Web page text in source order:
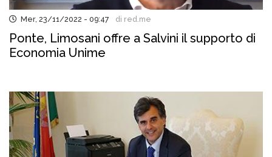
Mer, 23/11/2022 - 09:47 di red.me
Ponte, Limosani offre a Salvini il supporto di
Economia Unime